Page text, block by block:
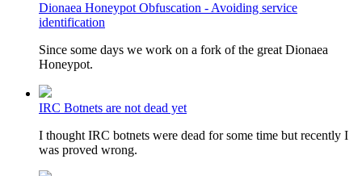
Dionaea Honeypot Obfuscation - Avoiding service
identification
Since some days we work on a fork of the great Dionaea
Honeypot.
IRC Botnets are not dead yet
I thought IRC botnets were dead for some time but recently I
was proved wrong.